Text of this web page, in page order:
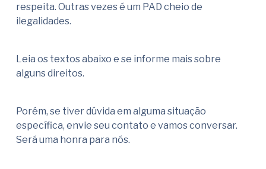
respeita. Outras vezes é um PAD cheio de
ilegalidades.
Leia os textos abaixo e se informe mais sobre
alguns direitos.
Porém, se tiver dúvida em alguma situação
específica, envie seu contato e vamos conversar.
Será uma honra para nós.